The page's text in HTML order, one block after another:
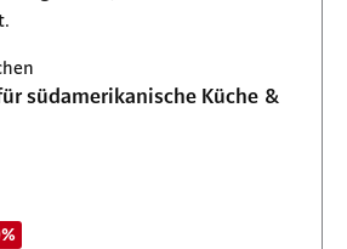
südamerikanische Küche &